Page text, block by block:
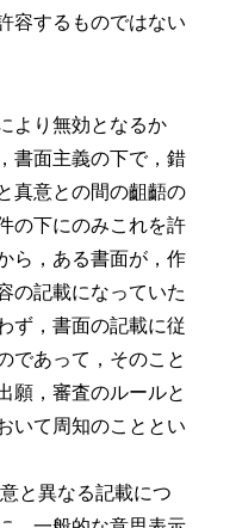
容するものではない
より無効となるか
書面主義の下で，錯
真意との間の齟齬の
の下にのみこれを許
ら，ある書面が，作
の記載になっていた
ず，書面の記載に従
であって，そのこと
願，審査のルールと
いて周知のこととい
と異なる記載につ